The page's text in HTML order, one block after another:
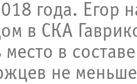
года. Егор
в СКА
место в
не